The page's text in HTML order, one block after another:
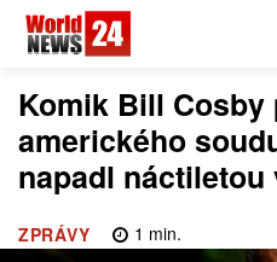
Komik Bill Cosby
amerického
napadl
ZPRÁVY 1 min.